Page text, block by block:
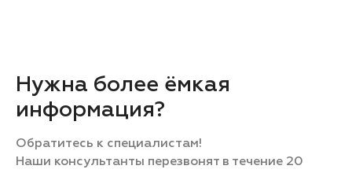
Нужна более ёмкая
информация?
Обратитесь к специалистам!
Наши консультанты перезвонят в течение 20